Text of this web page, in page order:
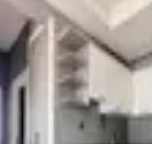
Onikişubat, Maarif
2+0
85 m²·5. Kat·
3.150.000 ₺